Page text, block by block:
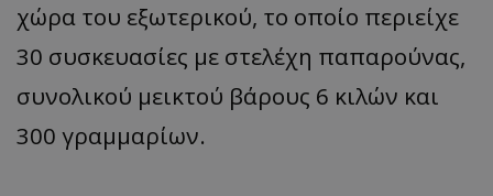
χώρα του εξωτερικού, το οποίο περιείχε
30 συσκευασίες με στελέχη παπαρούνας,
συνολικού μεικτού βάρους 6 κιλών και
300 γραμμαρίων.